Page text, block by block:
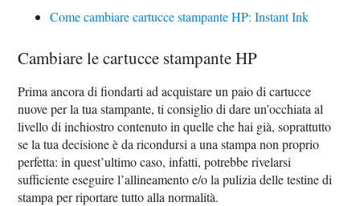
Come cambiare cartucce stampante HP: Instant Ink
Cambiare le cartucce stampante HP
Prima ancora di fiondarti ad acquistare un paio di cartucce
nuove per la tua stampante, ti consiglio di dare un’occhiata al
livello di inchiostro contenuto in quelle che hai già, soprattutto
se la tua decisione è da ricondursi a una stampa non proprio
perfetta: in quest’ultimo caso, infatti, potrebbe rivelarsi
sufficiente eseguire l’allineamento e/o la pulizia delle testine di
stampa per riportare tutto alla normalità.